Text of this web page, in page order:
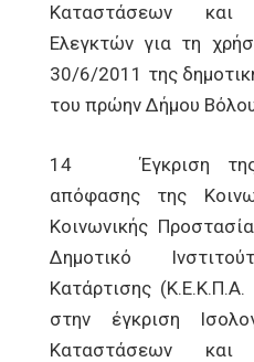
Καταστάσεων
Ελεγκτών για τη
30/6/2011 της
του πρώην Δήμου
14 Έγκριση της
απόφασης της
Κοινωνικής
Δημοτικό
Κατάρτισης
στην έγκριση
Καταστάσεων